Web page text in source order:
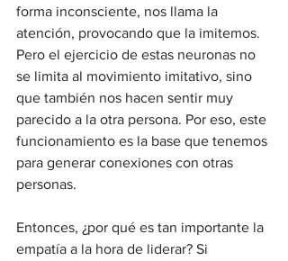
forma inconsciente, nos llama la
atención, provocando que la imitemos.
Pero el ejercicio de estas neuronas no
se limita al movimiento imitativo, sino
que también nos hacen sentir muy
parecido a la otra persona. Por eso, este
funcionamiento es la base que tenemos
para generar conexiones con otras
personas.
Entonces, ¿por qué es tan importante la
empatía a la hora de liderar? Si